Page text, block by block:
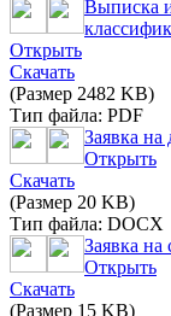
Выписка
Открыть
Скачать
(Размер 2482 KB)
Тип файла: PDF
Заявка
Открыть
Скачать
(Размер 20 KB)
Тип файла: DOCX
Заявка на
Открыть
Скачать
(Размер 15 KB)